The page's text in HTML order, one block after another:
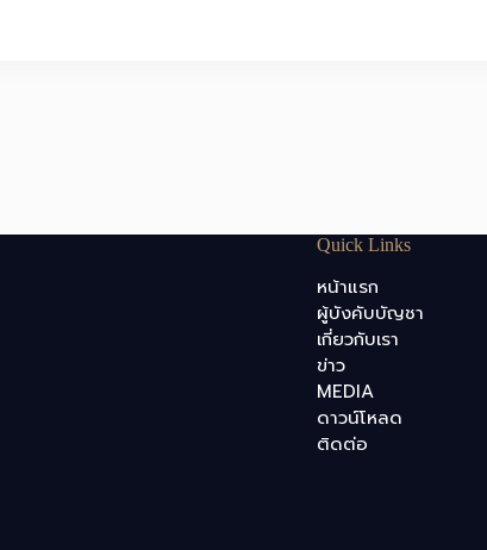
Quick Links
หน้าแรก
ผู้บังคับบัญชา
เกี่ยวกับเรา
ข่าว
MEDIA
ดาวน์โหลด
ติดต่อ